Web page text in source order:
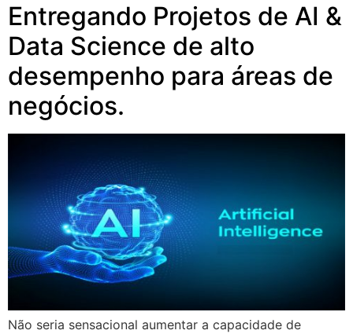
Entregando Projetos de AI &
Data Science de alto
desempenho para áreas de
negócios.
Não seria sensacional aumentar a capacidade de